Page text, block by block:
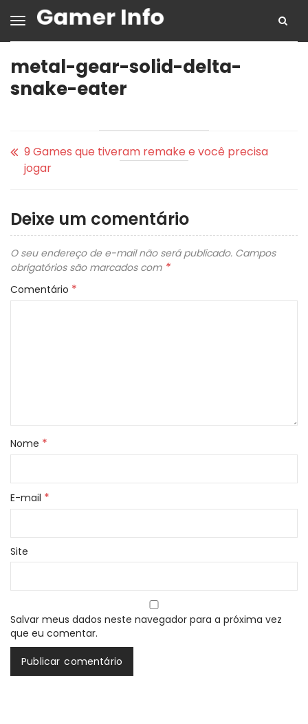
metal-gear-solid-delta-
snake-eater
9 Games que tiveram remake e você precisa
jogar
Deixe um comentário
O seu endereço de e-mail não será publicado. Campos
obrigatórios são marcados com *
Comentário *
Nome *
E-mail *
Site
Salvar meus dados neste navegador para a próxima vez
que eu comentar.